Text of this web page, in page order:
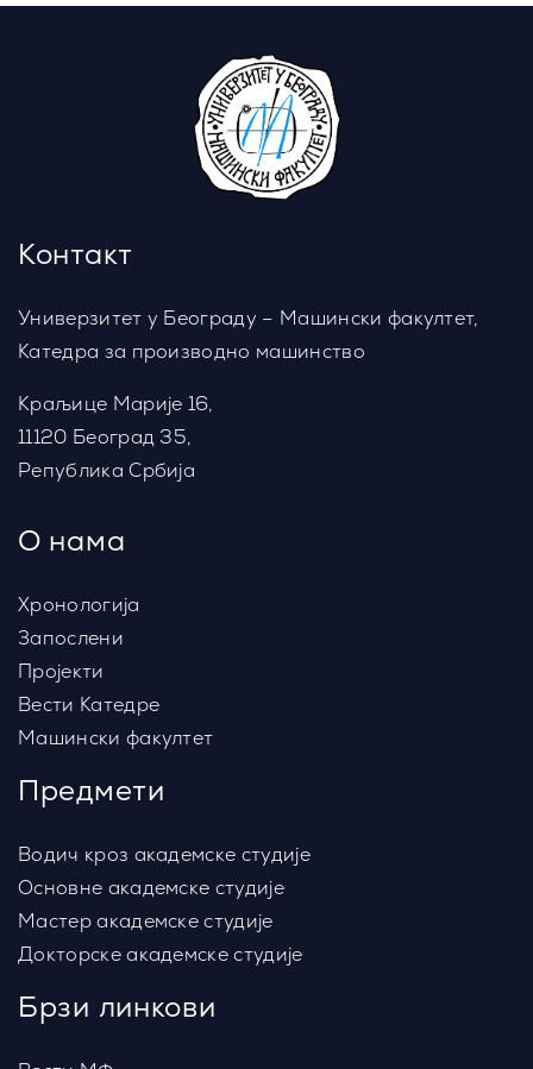
Контакт
Универзитет у Београду – Машински факултет,
Катедра за производно машинство
Краљице Марије 16,
11120 Београд 35,
Република Србија
О нама
Хронологија
Запослени
Пројекти
Вести Катедре
Машински факултет
Предмети
Водич кроз академске студије
Основне академске студије
Мастер академске студије
Докторске академске студије
Брзи линкови